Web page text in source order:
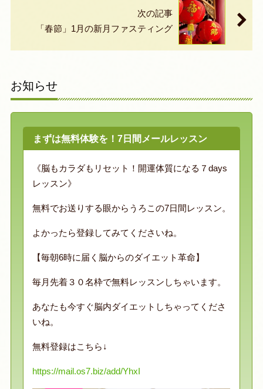
次の記事
「春節」1月の新月ファスティング
お知らせ
まずは無料体験を！7日間メールレッスン
《脳もカラダもリセット！開運体質になる７days
レッスン》
無料でお送りする眼からうろこの7日間レッスン。
よかったら登録してみてくださいね。
【毎朝6時に届く脳からのダイエット革命】
毎月先着３０名枠で無料レッスンしちゃいます。
あなたも今すぐ脳内ダイエットしちゃってくださ
いね。
無料登録はこちら↓
https://mail.os7.biz/add/YhxI